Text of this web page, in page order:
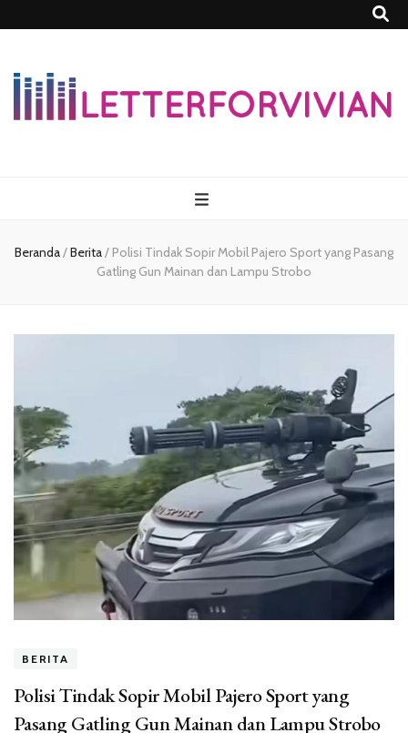
Beranda/Berita/ Polisi Tindak Sopir Mobil Pajero Sport yang Pasang
Gatling Gun Mainan dan Lampu Strobo
BERITA
Polisi Tindak Sopir Mobil Pajero Sport yang
Pasang Gatling Gun Mainan dan Lampu Strobo